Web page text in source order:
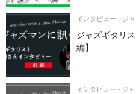
インタビュー - ジ
ジャズギタリ
編】
インタビュー - ジ